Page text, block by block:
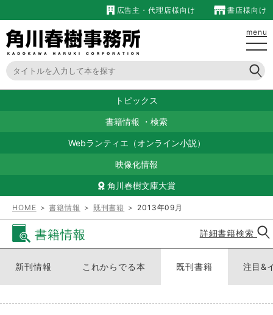
広告主・代理店様向け 書店様向け
menu
トピックス
書籍情報 ・ 検索
Webランティエ（オンライン小説）
映像化情報
角川春樹文庫大賞
HOME ＞書籍情報 ＞ 既刊書籍 ＞ 2013年09月
書籍情報 詳細書籍検索
新刊情報 これからでる本 既刊書籍 注目&